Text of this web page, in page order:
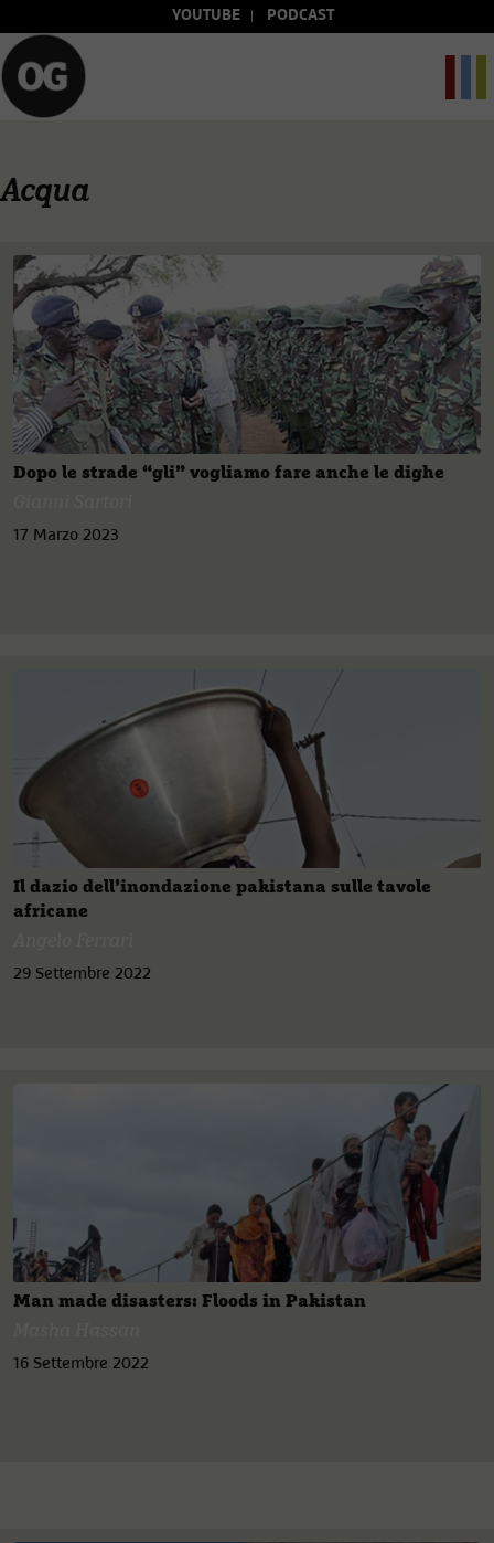
YOUTUBE PODCAST
Acqua
Dopo le strade “gli” vogliamo fare anche le dighe
17 Marzo 2023
Il dazio dell’inondazione pakistana sulle tavole
africane
29 Settembre 2022
Man made disasters: Floods in Pakistan
16 Settembre 2022